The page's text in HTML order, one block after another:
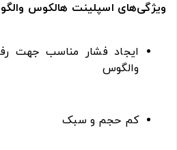
ویژگی‌های اسپلینت هالکوس
ایجاد فشار مناسب جهت
والگوس
کم حجم و سبک